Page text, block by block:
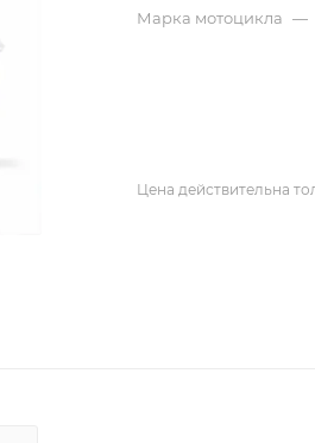
Марка мотоцикла —
Цена действительна